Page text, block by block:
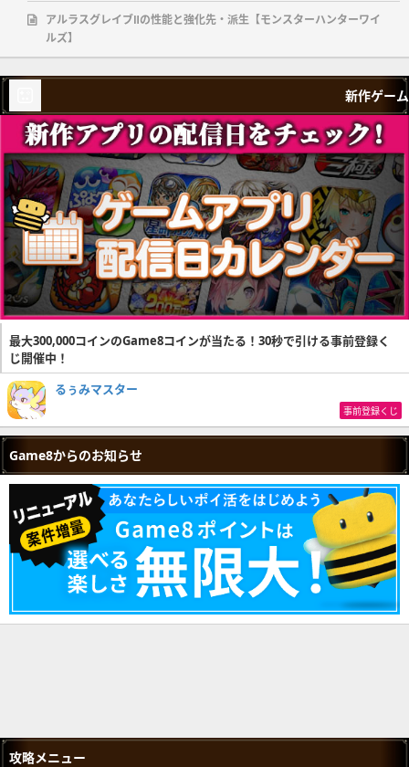
アルラスグレイブⅡの性能と強化先・派生【モンスターハンターワイ
ルズ】
新作ゲーム
最大300,000コインのGame8コインが当たる！30秒で引ける事前登録く
じ開催中！
るぅみマスター
事前登録くじ
Game8からのお知らせ
攻略メニュー